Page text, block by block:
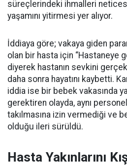
süreçlerindeki ihmalleri
yaşamını yitirmesi yer alıyor.
İddiaya göre; vakaya giden
olan bir hasta için “Hastaneye
diyerek hastanın sevkini
daha sonra hayatını kaybetti.
iddia ise bir bebek vakasında
gerektiren olayda, aynı
takılmasına izin vermediği ve
olduğu ileri sürüldü.
Hasta Yakınlarını